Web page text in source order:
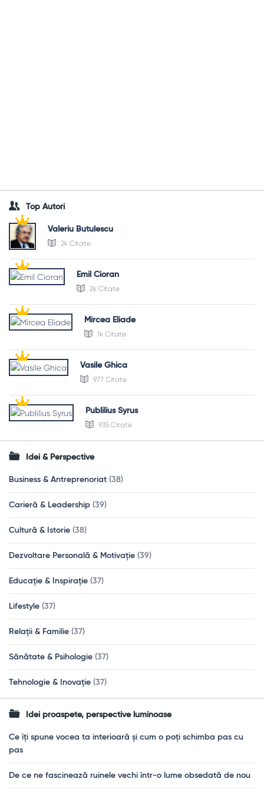
Top Autori
Valeriu Butulescu
2k Citate
Emil Cioran
2k Citate
Mircea Eliade
1k Citate
Vasile Ghica
977 Citate
Publilius Syrus
935 Citate
Idei & Perspective
Business & Antreprenoriat (38)
Carieră & Leadership (39)
Cultură & Istorie (38)
Dezvoltare Personală & Motivație (39)
Educație & Inspirație (37)
Lifestyle (37)
Relații & Familie (37)
Sănătate & Psihologie (37)
Tehnologie & Inovație (37)
Idei proaspete, perspective luminoase
Ce îți spune vocea ta interioară și cum o poți schimba pas cu
pas
De ce ne fascinează ruinele vechi într-o lume obsedată de nou